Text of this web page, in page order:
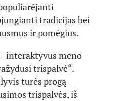
tradicijas bei
ir pomėgius.
meno
trispalvė“.
turės progą
trispalvės, iš